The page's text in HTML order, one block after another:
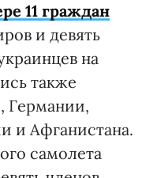
11 граждан
и девять
на
также
Германии,
и Афганистана.
самолета